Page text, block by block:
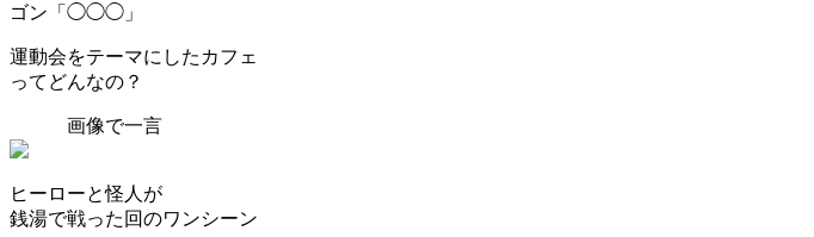
ゴン「◯◯◯」
運動会をテーマにしたカフェ
ってどんなの？
画像で一言
ヒーローと怪人が
銭湯で戦った回のワンシーン